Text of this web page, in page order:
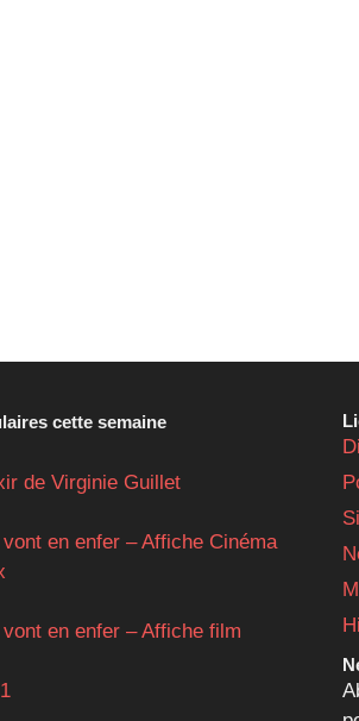
cette semaine
de Virginie Guillet
en enfer – Affiche Cinéma
en enfer – Affiche film